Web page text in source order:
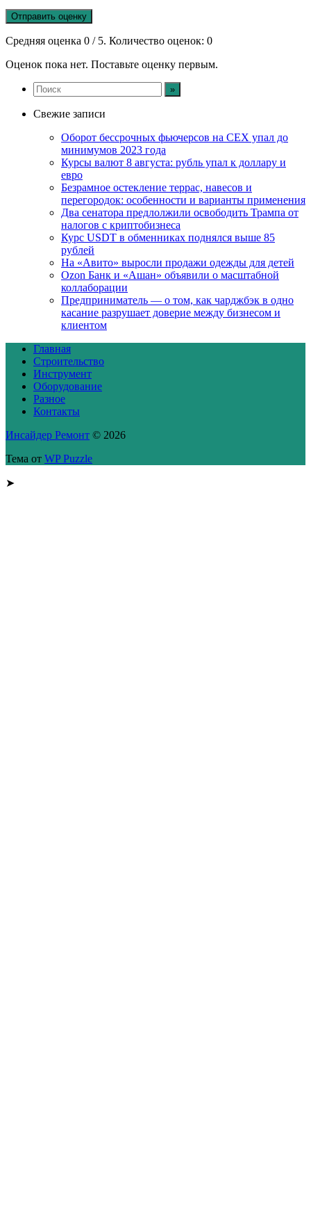
Отправить оценку
Средняя оценка 0 / 5. Количество оценок: 0
Оценок пока нет. Поставьте оценку первым.
Свежие записи
Оборот бессрочных фьючерсов на CEX упал до
минимумов 2023 года
Курсы валют 8 августа: рубль упал к доллару и
евро
Безрамное остекление террас, навесов и
перегородок: особенности и варианты применения
Два сенатора предлолжили освободить Трампа от
налогов с криптобизнеса
Курс USDT в обменниках поднялся выше 85
рублей
На «Авито» выросли продажи одежды для детей
Ozon Банк и «Ашан» объявили о масштабной
коллаборации
Предприниматель — о том, как чарджбэк в одно
касание разрушает доверие между бизнесом и
клиентом
Главная
Строительство
Инструмент
Оборудование
Разное
Контакты
Инсайдер Ремонт © 2026
Тема от WP Puzzle
➤